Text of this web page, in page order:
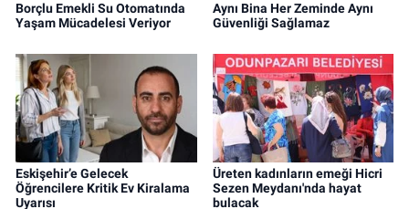
Borçlu Emekli Su Otomatında
Yaşam Mücadelesi Veriyor
Aynı Bina Her Zeminde Aynı
Güvenliği Sağlamaz
Eskişehir’e Gelecek
Öğrencilere Kritik Ev Kiralama
Uyarısı
Üreten kadınların emeği Hicri
Sezen Meydanı'nda hayat
bulacak